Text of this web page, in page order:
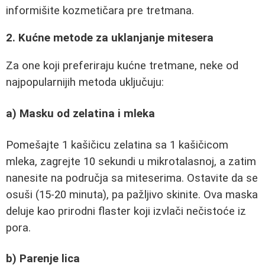
informišite kozmetičara pre tretmana.
2. Kućne metode za uklanjanje mitesera
Za one koji preferiraju kućne tretmane, neke od
najpopularnijih metoda uključuju:
a) Masku od zelatina i mleka
Pomešajte 1 kašičicu zelatina sa 1 kašičicom
mleka, zagrejte 10 sekundi u mikrotalasnoj, a zatim
nanesite na područja sa miteserima. Ostavite da se
osuši (15-20 minuta), pa pažljivo skinite. Ova maska
deluje kao prirodni flaster koji izvlači nečistoće iz
pora.
b) Parenje lica